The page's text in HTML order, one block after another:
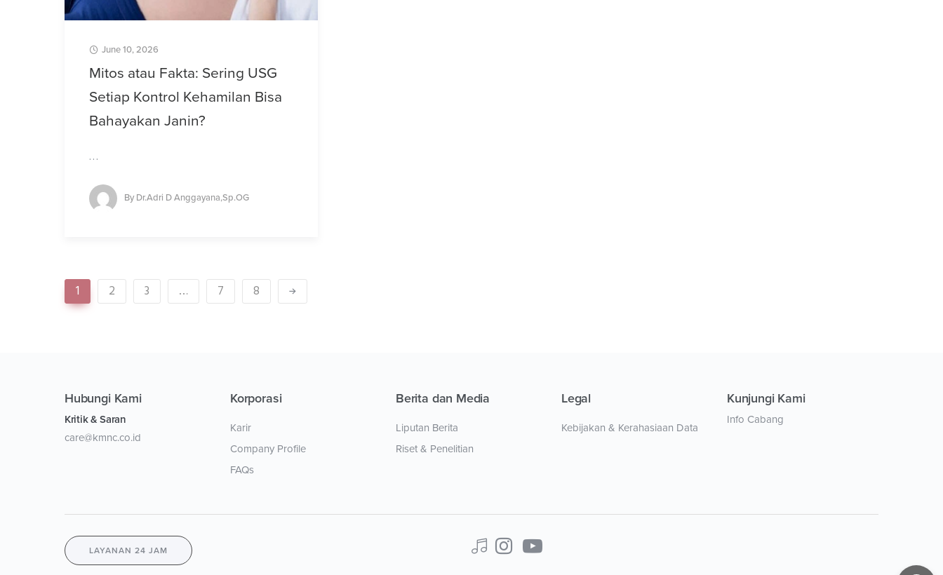
June 10, 2026
Mitos atau Fakta: Sering USG
Setiap Kontrol Kehamilan Bisa
Bahayakan Janin?
…
ByDr.Adri D Anggayana,Sp.OG
1 2 3 … 7 8
Hubungi Kami
Kritik & Saran
care@kmnc.co.id
Korporasi
Karir
Company Profile
FAQs
Berita dan Media
Liputan Berita
Riset & Penelitian
Legal
Kebijakan & Kerahasiaan Data
Kunjungi Kami
Info Cabang
LAYANAN 24 JAM